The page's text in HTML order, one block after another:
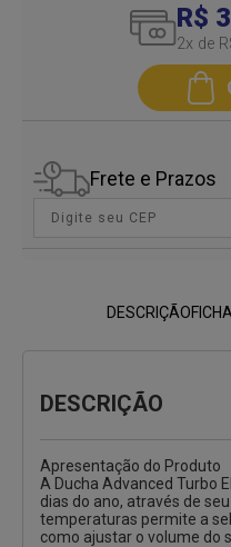
R$
2x de
Frete e Prazos
DESCRIÇÃO
DESCRIÇÃO
Apresentação do Produto
A Ducha Advanced Turbo
dias do ano, através de
temperaturas permite a
como ajustar o volume do